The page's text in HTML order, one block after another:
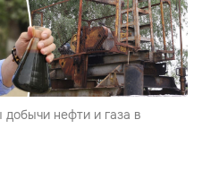
нефти и газа в